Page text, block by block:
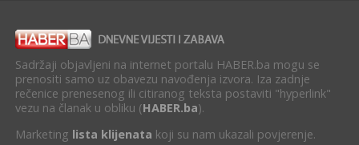
Sadržaji objavljeni na internet portalu HABER.ba mogu se
prenositi samo uz obavezu navođenja izvora. Iza zadnje
rečenice prenesenog ili citiranog teksta postaviti "hyperlink"
vezu na članak u obliku (HABER.ba).
Marketing lista klijenata koji su nam ukazali povjerenje.